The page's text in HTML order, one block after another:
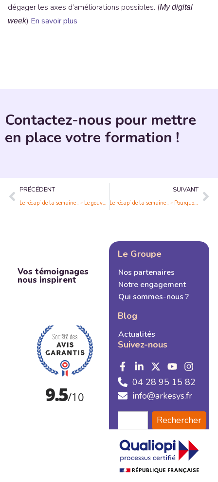
dégager les axes d’améliorations possibles. (My digital
week) En savoir plus
Contactez-nous pour mettre
en place votre formation !
PRÉCÉDENT
Le récap’ de la semaine : « Le gouvernement pose les premiers jalons d’une refonte de la VAE »
SUIVANT
Le récap’ de la semaine : « Pourquoi Microsoft 365 est sans doute la suite bureautique la plus aboutie du marché ? »
Vos témoignages
nous inspirent
Le Groupe
Nos partenaires
Notre engagement
Qui sommes-nous ?
Blog
Actualités
Suivez-nous
04 28 95 15 82
info@arkesys.fr
Rechercher